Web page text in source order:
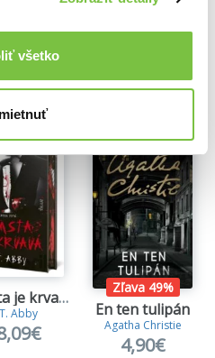
všetko a krimi knihy
Pomsta je krvavá (Kniha prvá)
Abby
Zľava 49%
En ten tulipán
Agatha Christie
4,90€